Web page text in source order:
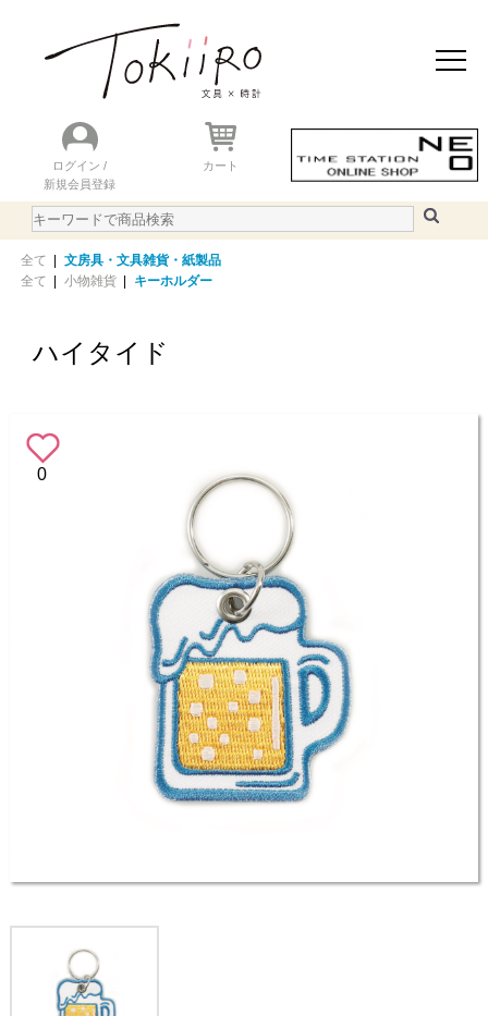
ログイン /
新規会員登録
カート
全て
文房具・文具雑貨・紙製品
全て
小物雑貨 キーホルダー
ハイタイド
0
おすすめアイテム
ニュース＆トピック
ランキング
WEBカタログ